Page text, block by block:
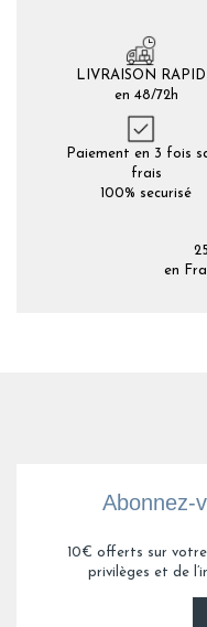
LIVRAISON
en 48/72h
Paiement en 3 fois
frais
100% securisé
en
Abonnez-
10€ offerts sur
privilèges et de